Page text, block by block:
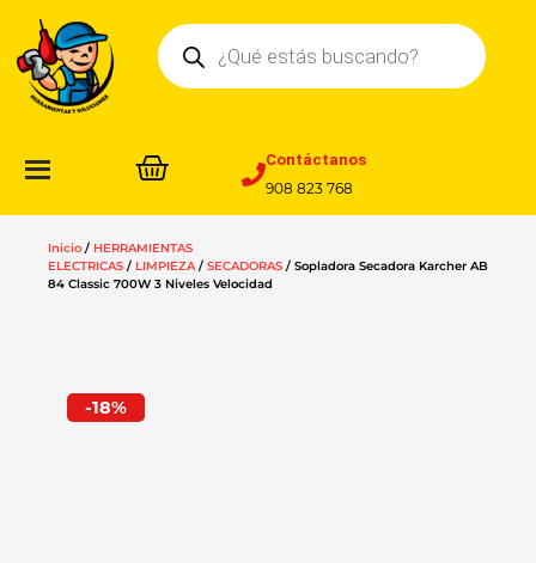
contenido
Búsqueda
de
productos
Contáctanos
908 823 768
Inicio / HERRAMIENTAS
ELECTRICAS / LIMPIEZA/ SECADORAS / Sopladora Secadora Karcher AB
84 Classic 700W 3 Niveles Velocidad
-18%